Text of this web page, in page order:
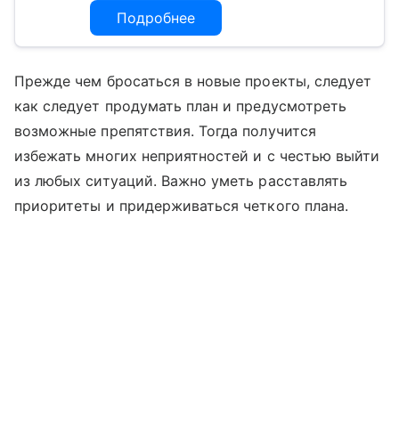
Подробнее
Прежде чем бросаться в новые проекты, следует
как следует продумать план и предусмотреть
возможные препятствия. Тогда получится
избежать многих неприятностей и с честью выйти
из любых ситуаций. Важно уметь расставлять
приоритеты и придерживаться четкого плана.